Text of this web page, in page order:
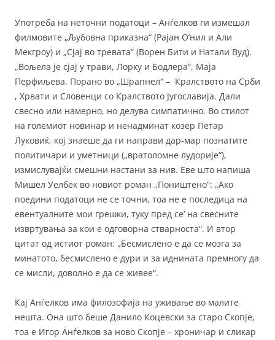
Употреба на неточни податоци – Анѓелков ги измешал
филмовите „Љубовна приказна“ (Рајан О’нил и Али
Мекгроу) и „Сјај во тревата“ (Ворен Бити и Натали Вуд).
„Вољела је сјај у трави, Лорку и Бодлера“, Маја
Перфиљева. Порано во „Шрапнел“ – Кралството на Срби
, Хрвати и Словенци со Кралството Југославија. Дали
свесно или намерно, но делува симпатично. Во стилот
на големиот новинар и ненадминат козер Петар
Луковиќ, кој знаеше да ги направи дар-мар познатите
политичари и уметници („вратоломне лудорије“),
измислувајќи смешни настани за нив. Еве што напиша
Мишел Уелбек во новиот роман „Поништено“: „Ако
поедини податоци не се точни, тоа не е последица на
евентуалните мои грешки, туку пред се’ на свесните
извртувања за кои е одговорна стварноста“. И втор
цитат од истиот роман: „Бесмислено е да се мозга за
минатото, бесмислено е дури и за иднината премногу да
се мисли, доволно е да се живее“.
Кај Анѓелков има филозофија на уживање во малите
нешта. Она што беше Данило Коцевски за старо Скопје,
тоа е Игор Анѓелков за ново Скопје – хроничар и сликар